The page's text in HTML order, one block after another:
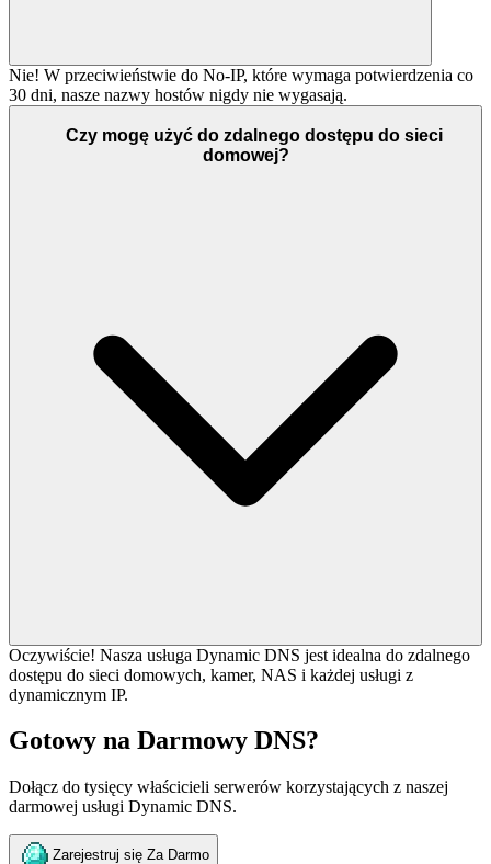
Nie! W przeciwieństwie do No-IP, które wymaga potwierdzenia co
30 dni, nasze nazwy hostów nigdy nie wygasają.
Czy mogę użyć do zdalnego dostępu do sieci
domowej?
Oczywiście! Nasza usługa Dynamic DNS jest idealna do zdalnego
dostępu do sieci domowych, kamer, NAS i każdej usługi z
dynamicznym IP.
Gotowy na Darmowy DNS?
Dołącz do tysięcy właścicieli serwerów korzystających z naszej
darmowej usługi Dynamic DNS.
Zarejestruj się Za Darmo